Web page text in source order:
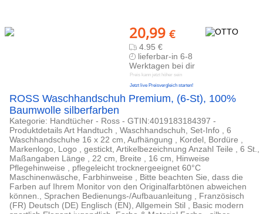
20,99 €
4.95 €
lieferbar-in 6-8
Werktagen bei dir
Preis kann jetzt höher sein
Jetzt live Preisvergleich starten!
ROSS Waschhandschuh Premium, (6-St), 100%
Baumwolle silberfarben
Kategorie: Handtücher - Ross - GTIN:4019183184397 -
Produktdetails Art Handtuch , Waschhandschuh, Set-Info , 6
Waschhandschuhe 16 x 22 cm, Aufhängung , Kordel, Bordüre ,
Markenlogo, Logo , gestickt, Artikelbezeichnung Anzahl Teile , 6 St.,
Maßangaben Länge , 22 cm, Breite , 16 cm, Hinweise
Pflegehinweise , pflegeleicht trocknergeeignet 60°C
Maschinenwäsche, Farbhinweise , Bitte beachten Sie, dass die
Farben auf Ihrem Monitor von den Originalfarbtönen abweichen
können., Sprachen Bedienungs-/Aufbauanleitung , Französisch
(FR) Deutsch (DE) Englisch (EN), Allgemein Stil , Basic modern